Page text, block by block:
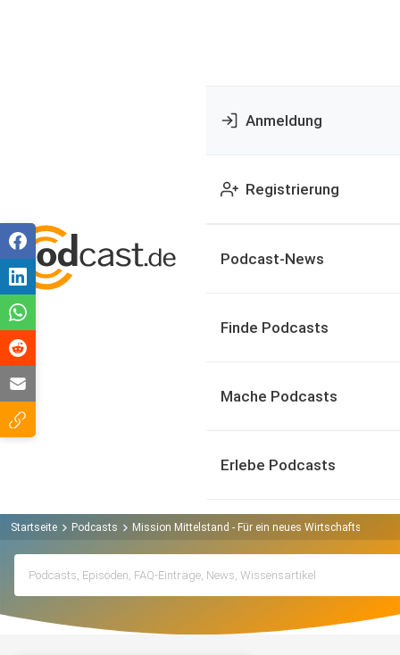
Anmeldung
Registrierung
Podcast-News
Finde Podcasts
Mache Podcasts
Erlebe Podcasts
Startseite Podcasts Mission Mittelstand - Für ein neues